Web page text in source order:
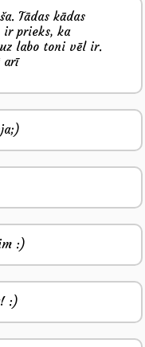
Tādas kādas
ir prieks, ka
labo toni vēl ir.
arī
:)
:)